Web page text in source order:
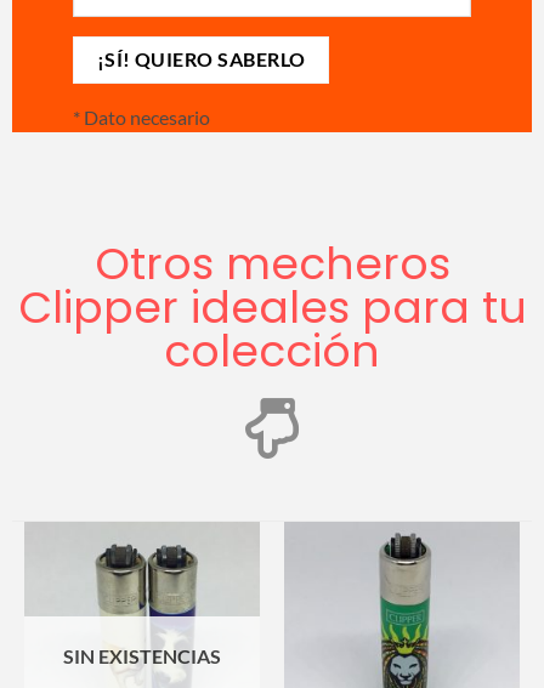
* Dato necesario
Otros mecheros
Clipper ideales para tu
colección
SIN EXISTENCIAS